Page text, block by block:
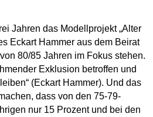
Jahren das Modellprojekt „Alter
Eckart Hammer aus dem Beirat
80/85 Jahren im Fokus stehen.
Exklusion betroffen und
(Eckart Hammer). Und das
dass von den 75-79-
nur 15 Prozent und bei den